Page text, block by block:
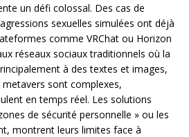
un défi colossal. Des cas de
sexuelles simulées ont déjà
comme VRChat ou Horizon
réseaux sociaux traditionnels où la
à des textes et images,
sont complexes,
en temps réel. Les solutions
de sécurité personnelle » ou les
montrent leurs limites face à